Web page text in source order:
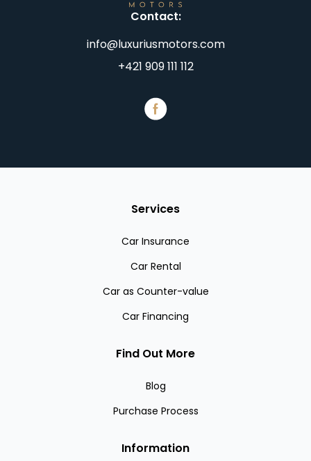
Contact:
info@luxuriusmotors.com
+421 909 111 112
Services
Car Insurance
Car Rental
Car as Counter-value
Car Financing
Find Out More
Blog
Purchase Process
Information